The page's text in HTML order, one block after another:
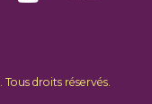
Tous droits réservés.